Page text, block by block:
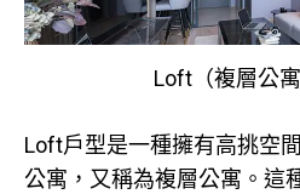
Loft（複層公
Loft戶型是一種擁有高挑空
公寓，又稱為複層公寓。這